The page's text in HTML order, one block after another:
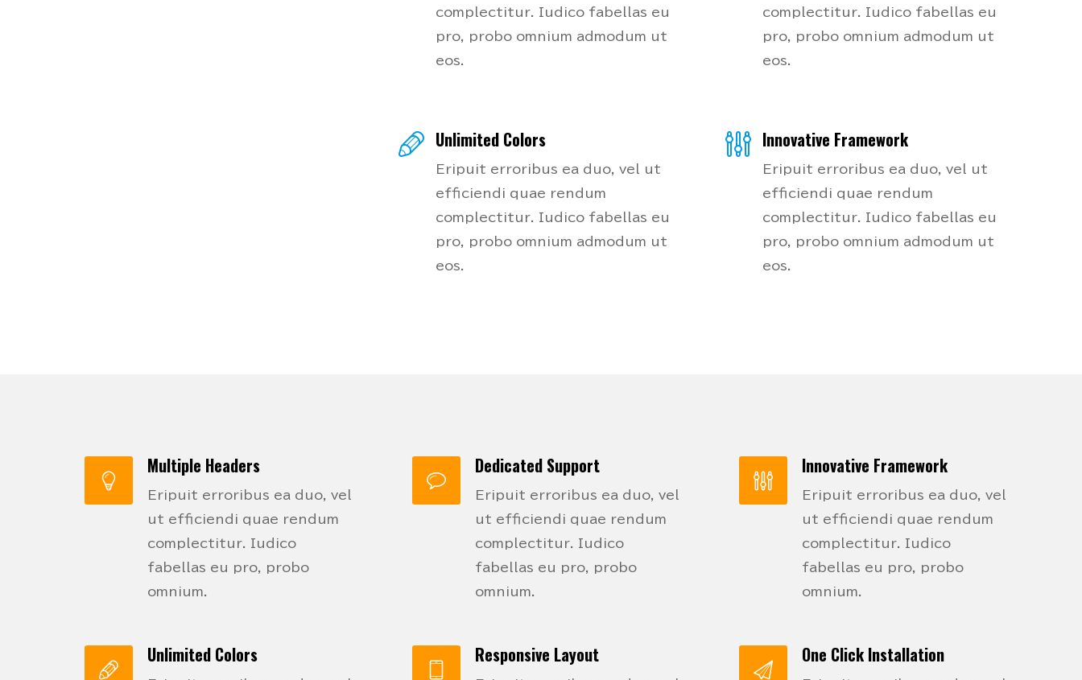
complectitur. Iudico fabellas eu
pro, probo omnium admodum ut
eos.
complectitur. Iudico fabellas eu
pro, probo omnium admodum ut
eos.
Unlimited Colors
Eripuit erroribus ea duo, vel ut
efficiendi quae rendum
complectitur. Iudico fabellas eu
pro, probo omnium admodum ut
eos.
Innovative Framework
Eripuit erroribus ea duo, vel ut
efficiendi quae rendum
complectitur. Iudico fabellas eu
pro, probo omnium admodum ut
eos.
Multiple Headers
Eripuit erroribus ea duo, vel
ut efficiendi quae rendum
complectitur. Iudico
fabellas eu pro, probo
omnium.
Dedicated Support
Eripuit erroribus ea duo, vel
ut efficiendi quae rendum
complectitur. Iudico
fabellas eu pro, probo
omnium.
Innovative Framework
Eripuit erroribus ea duo, vel
ut efficiendi quae rendum
complectitur. Iudico
fabellas eu pro, probo
omnium.
Unlimited Colors Responsive Layout One Click Installation